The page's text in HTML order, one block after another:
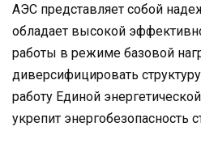
АЭС представляет собой
обладает высокой
работы в режиме базовой
диверсифицировать
работу Единой
укрепит энергобезопасность